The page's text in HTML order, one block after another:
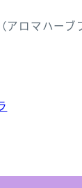
アロマハーブ